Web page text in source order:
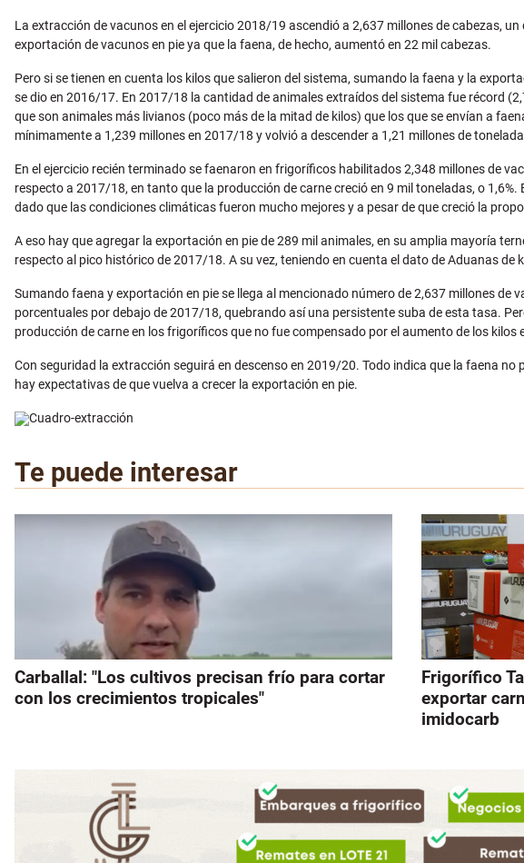
La extracción de vacunos en el ejercicio 2018/19 ascendió a 2,637 millones de cabezas,
exportación de vacunos en pie ya que la faena, de hecho, aumentó en 22 mil cabezas.
Pero si se tienen en cuenta los kilos que salieron del sistema, sumando la faena y la
se dio en 2016/17. En 2017/18 la cantidad de animales extraídos del sistema fue récord
que son animales más livianos (poco más de la mitad de kilos) que los que se envían a
mínimamente a 1,239 millones en 2017/18 y volvió a descender a 1,21 millones de
En el ejercicio recién terminado se faenaron en frigoríficos habilitados 2,348 millones de
respecto a 2017/18, en tanto que la producción de carne creció en 9 mil toneladas, o
dado que las condiciones climáticas fueron mucho mejores y a pesar de que creció la
A eso hay que agregar la exportación en pie de 289 mil animales, en su amplia mayoría
respecto al pico histórico de 2017/18. A su vez, teniendo en cuenta el dato de Aduanas
Sumando faena y exportación en pie se llega al mencionado número de 2,637 millones
porcentuales por debajo de 2017/18, quebrando así una persistente suba de esta tasa.
producción de carne en los frigoríficos que no fue compensado por el aumento de los kilos
Con seguridad la extracción seguirá en descenso en 2019/20. Todo indica que la faena
hay expectativas de que vuelva a crecer la exportación en pie.
Te puede interesar
Carballal: "Los cultivos precisan frío para cortar
con los crecimientos tropicales"
Frigorífico
exportar
imidocarb